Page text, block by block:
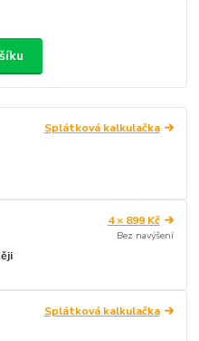
Splátková kalkulačka
4 × 899 Kč
Bez navýšení
Splátková kalkulačka